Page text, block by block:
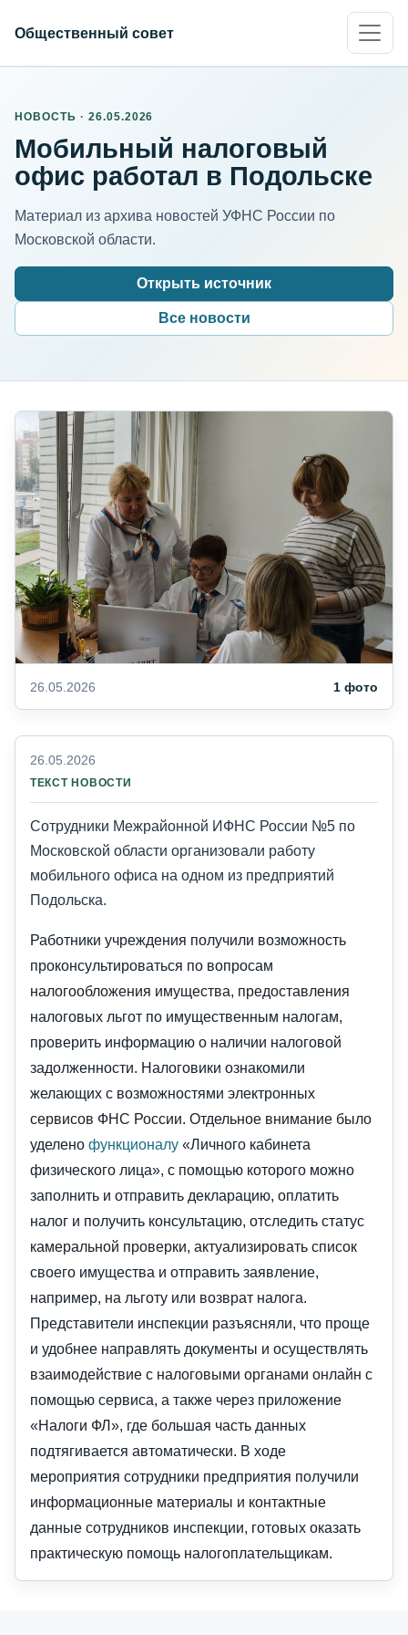
Общественный совет
НОВОСТЬ · 26.05.2026
Мобильный налоговый
офис работал в Подольске
Материал из архива новостей УФНС России по
Московской области.
Открыть источник
Все новости
26.05.2026 1 фото
26.05.2026
ТЕКСТ НОВОСТИ
Сотрудники Межрайонной ИФНС России №5 по
Московской области организовали работу
мобильного офиса на одном из предприятий
Подольска.
Работники учреждения получили возможность
проконсультироваться по вопросам
налогообложения имущества, предоставления
налоговых льгот по имущественным налогам,
проверить информацию о наличии налоговой
задолженности. Налоговики ознакомили
желающих с возможностями электронных
сервисов ФНС России. Отдельное внимание было
уделено функционалу «Личного кабинета
физического лица», с помощью которого можно
заполнить и отправить декларацию, оплатить
налог и получить консультацию, отследить статус
камеральной проверки, актуализировать список
своего имущества и отправить заявление,
например, на льготу или возврат налога.
Представители инспекции разъясняли, что проще
и удобнее направлять документы и осуществлять
взаимодействие с налоговыми органами онлайн с
помощью сервиса, а также через приложение
«Налоги ФЛ», где большая часть данных
подтягивается автоматически. В ходе
мероприятия сотрудники предприятия получили
информационные материалы и контактные
данные сотрудников инспекции, готовых оказать
практическую помощь налогоплательщикам.